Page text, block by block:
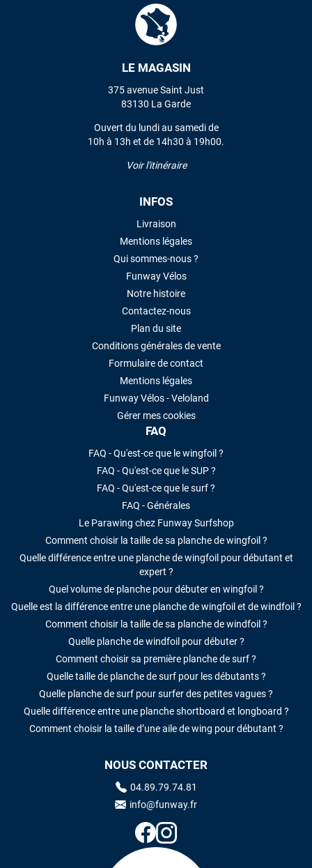
LE MAGASIN
375 avenue Saint Just
83130 La Garde
Ouvert du lundi au samedi de
10h à 13h et de 14h30 à 19h00.
Voir l'itinéraire
INFOS
Livraison
Mentions légales
Qui sommes-nous ?
Funway Vélos
Notre histoire
Contactez-nous
Plan du site
Conditions générales de vente
Formulaire de contact
Mentions légales
Funway Vélos - Veloland
Gérer mes cookies
FAQ
FAQ - Qu'est-ce que le wingfoil ?
FAQ - Qu'est-ce que le SUP ?
FAQ - Qu'est-ce que le surf ?
FAQ - Générales
Le Parawing chez Funway Surfshop
Comment choisir la taille de sa planche de wingfoil ?
Quelle différence entre une planche de wingfoil pour débutant et
expert ?
Quel volume de planche pour débuter en wingfoil ?
Quelle est la différence entre une planche de wingfoil et de windfoil ?
Comment choisir la taille de sa planche de windfoil ?
Quelle planche de windfoil pour débuter ?
Comment choisir sa première planche de surf ?
Quelle taille de planche de surf pour les débutants ?
Quelle planche de surf pour surfer des petites vagues ?
Quelle différence entre une planche shortboard et longboard ?
Comment choisir la taille d’une aile de wing pour débutant ?
NOUS CONTACTER
04.89.79.74.81
info@funway.fr